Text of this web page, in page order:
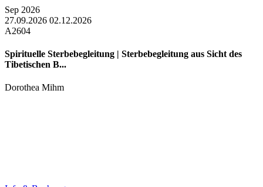
Sep 2026
27.09.2026 02.12.2026
A2604
Spirituelle Sterbebegleitung | Sterbebegleitung aus Sicht des
Tibetischen B...
Dorothea Mihm